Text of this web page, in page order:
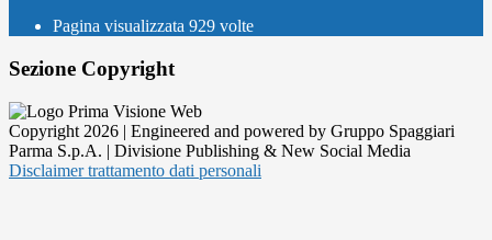
Pagina visualizzata 929 volte
Sezione Copyright
Copyright 2026 | Engineered and powered by Gruppo Spaggiari
Parma S.p.A. | Divisione Publishing & New Social Media
Disclaimer trattamento dati personali